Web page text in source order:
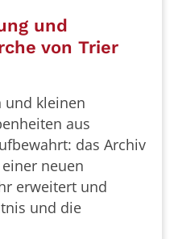
und
von Trier
und kleinen
aus
das Archiv
neuen
erweitert und
und die